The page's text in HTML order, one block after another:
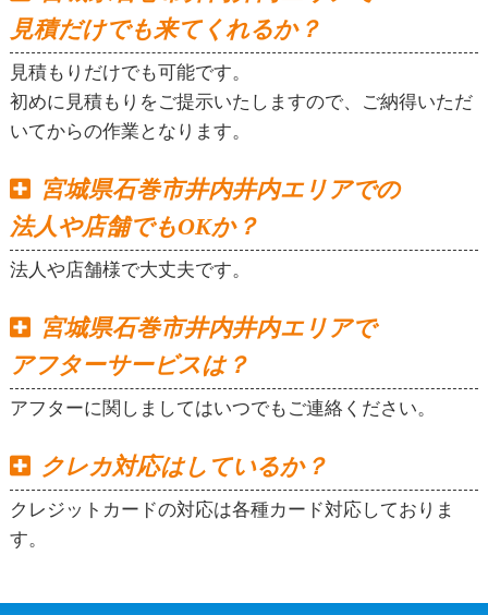
見積だけでも来てくれるか？
見積もりだけでも可能です。
初めに見積もりをご提示いたしますので、ご納得いただ
いてからの作業となります。
宮城県石巻市井内井内エリアでの
法人や店舗でもOKか？
法人や店舗様で大丈夫です。
宮城県石巻市井内井内エリアで
アフターサービスは？
アフターに関しましてはいつでもご連絡ください。
クレカ対応はしているか？
クレジットカードの対応は各種カード対応しておりま
す。